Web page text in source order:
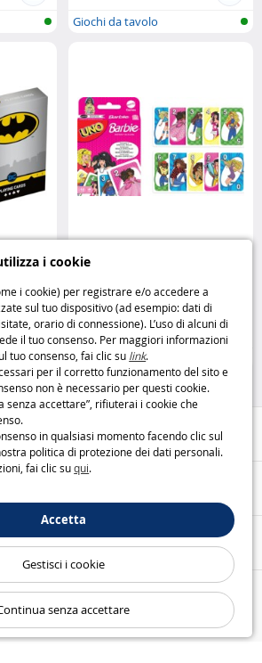
i cookie
i cookie) per registrare e/o accedere a
sul tuo dispositivo (ad esempio: dati di
orario di connessione). L’uso di alcuni di
il tuo consenso. Per maggiori informazioni
tuo consenso, fai clic su link.
per il corretto funzionamento del sito e
non è necessario per questi cookie.
senza accettare”, rifiuterai i cookie che
in qualsiasi momento facendo clic sul
politica di protezione dei dati personali.
fai clic suqui.
Accetta
Gestisci i cookie
senza accettare
Giochi da tavolo
DC
Gioco di Carte UNO Barbie
7,99€
Giochi da tavolo
sicuro